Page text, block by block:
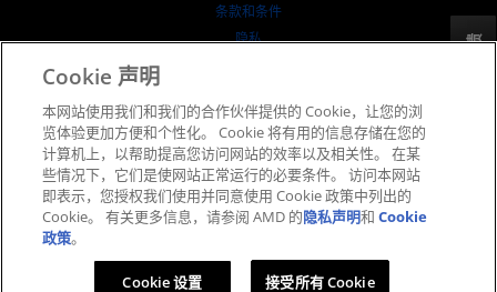
​条款和条件
隐私
公开公平竞争
英国税收策略
Cookie 政策
Cookie 设置
反馈
Cookie 声明
本网站使用我们和我们的合作伙伴提供的 Cookie，让您的浏
览体验更加方便和个性化。 Cookie 将有用的信息存储在您的
计算机上，以帮助提高您访问网站的效率以及相关性。 在某
些情况下，它们是使网站正常运行的必要条件。 访问本网站
即表示，您授权我们使用并同意使用 Cookie 政策中列出的
Cookie。 有关更多信息，请参阅 AMD 的隐私声明和Cookie
政策。
Cookie 设置 接受所有 Cookie